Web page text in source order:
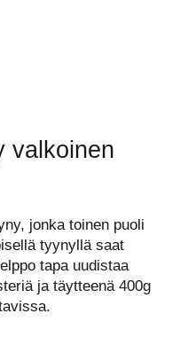
valkoinen
jonka toinen puoli
tyynyllä saat
tapa uudistaa
ja täytteenä 400g